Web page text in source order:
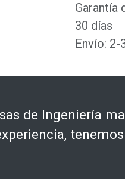
Garantía
30 días
Envío: 2-
de Ingeniería